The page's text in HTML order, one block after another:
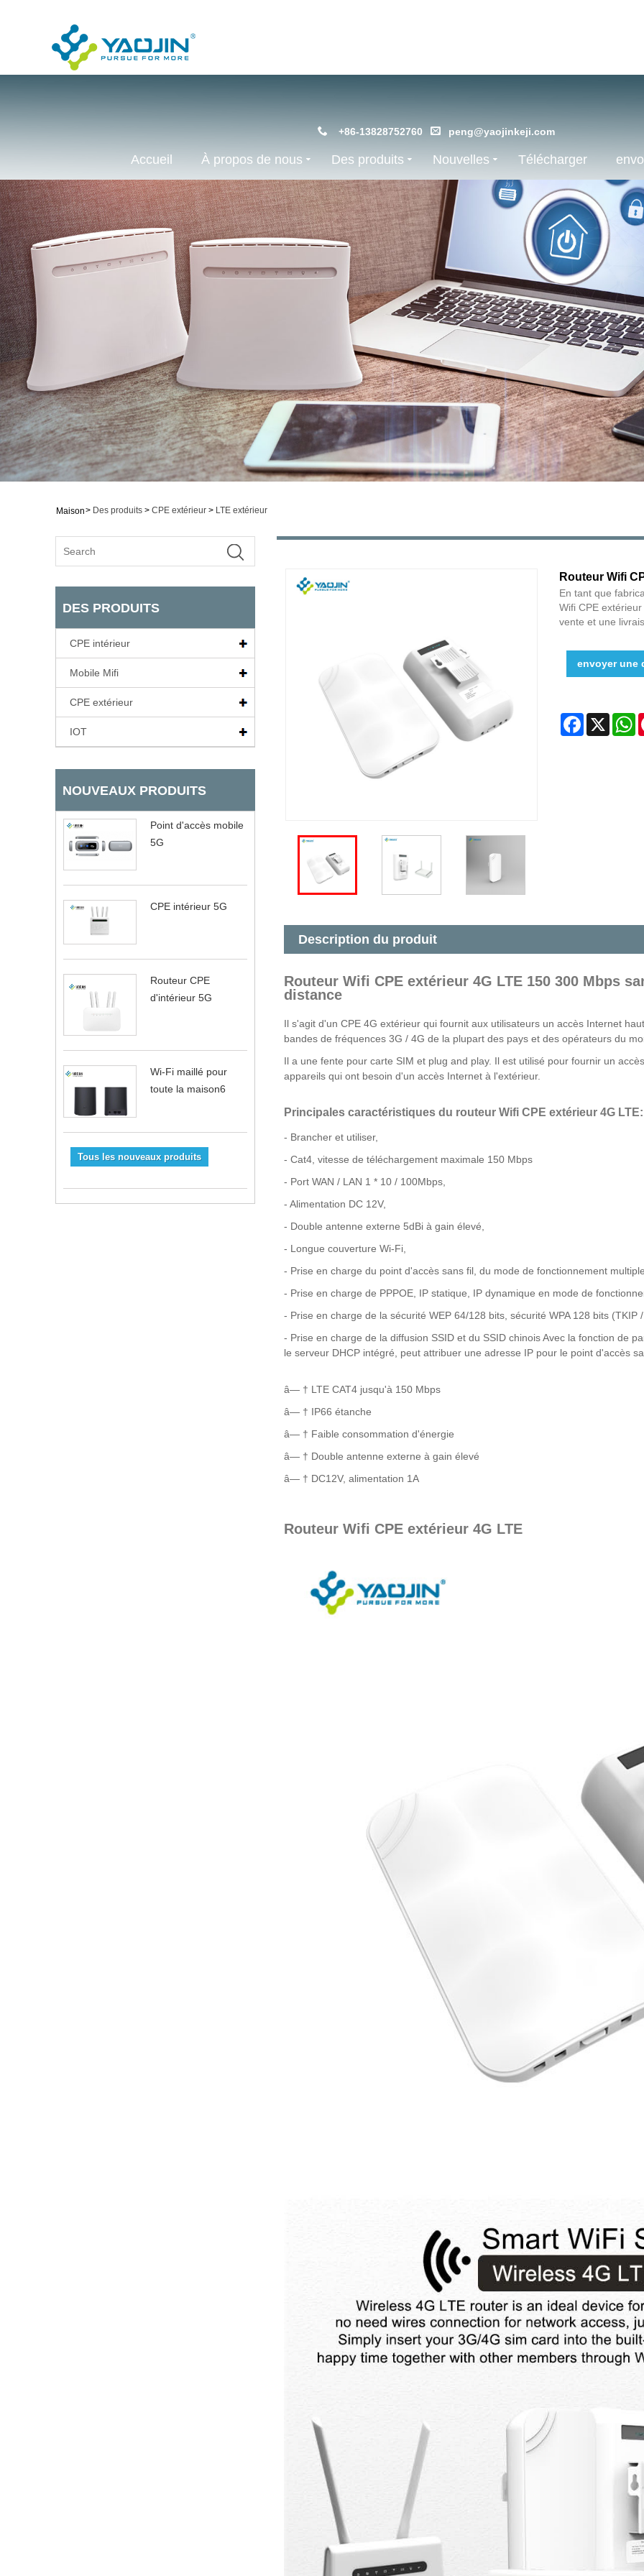
+86-13828752760 peng@yaojinkeji.com
Accueil À propos de nous Des produits Nouvelles Télécharger
Maison> Des produits > CPE extérieur > LTE extérieur
DES PRODUITS
CPE intérieur
Mobile Mifi
CPE extérieur
IOT
NOUVEAUX PRODUITS
Point d'accès mobile
5G
CPE intérieur 5G
Routeur CPE
d'intérieur 5G
Wi-Fi maillé pour
toute la maison6
Tous les nouveaux produits
Routeur Wifi
En tant que
Wifi CPE
vente et une
envoyer une
Facebook
X
Description du produit
Routeur Wifi CPE extérieur 4G LTE 150 300 Mbps
distance
Il s'agit d'un CPE 4G extérieur qui fournit aux utilisateurs un accès Internet
bandes de fréquences 3G / 4G de la plupart des pays et des opérateurs du
Il a une fente pour carte SIM et plug and play. Il est utilisé pour fournir un
appareils qui ont besoin d'un accès Internet à l'extérieur.
Principales caractéristiques du routeur Wifi CPE extérieur 4G LTE:
- Brancher et utiliser,
- Cat4, vitesse de téléchargement maximale 150 Mbps
- Port WAN / LAN 1 * 10 / 100Mbps,
- Alimentation DC 12V,
- Double antenne externe 5dBi à gain élevé,
- Longue couverture Wi-Fi,
- Prise en charge du point d'accès sans fil, du mode de fonctionnement
- Prise en charge de PPPOE, IP statique, IP dynamique en mode de
- Prise en charge de la sécurité WEP 64/128 bits, sécurité WPA 128 bits (TKIP /
- Prise en charge de la diffusion SSID et du SSID chinois Avec la fonction de
le serveur DHCP intégré, peut attribuer une adresse IP pour le point d'accès
â— † LTE CAT4 jusqu'à 150 Mbps
â— † IP66 étanche
â— † Faible consommation d'énergie
â— † Double antenne externe à gain élevé
â— † DC12V, alimentation 1A
Routeur Wifi CPE extérieur 4G LTE